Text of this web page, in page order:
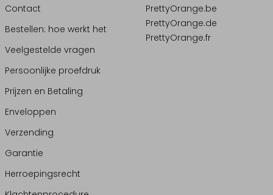
Contact
Bestellen: hoe werkt het
Veelgestelde vragen
Persoonlijke proefdruk
Prijzen en Betaling
Enveloppen
Verzending
Garantie
Herroepingsrecht
PrettyOrange.be
PrettyOrange.de
PrettyOrange.fr